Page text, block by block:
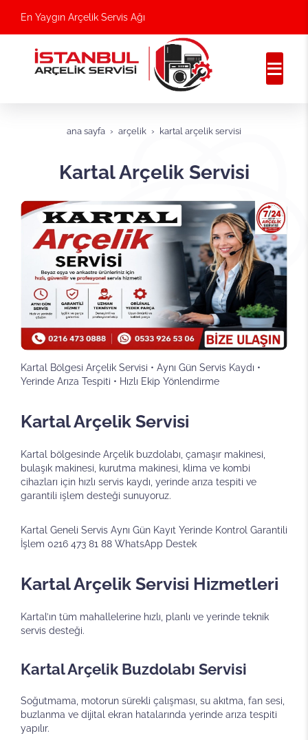
En Yaygın Arçelik Servis Ağı
ana sayfa arçelik kartal arçelik servisi
Kartal Arçelik Servisi
Kartal Bölgesi Arçelik Servisi • Aynı Gün Servis Kaydı •
Yerinde Arıza Tespiti • Hızlı Ekip Yönlendirme
Kartal Arçelik Servisi
Kartal bölgesinde Arçelik buzdolabı, çamaşır makinesi,
bulaşık makinesi, kurutma makinesi, klima ve kombi
cihazları için hızlı servis kaydı, yerinde arıza tespiti ve
garantili işlem desteği sunuyoruz.
Kartal Geneli Servis Aynı Gün Kayıt Yerinde Kontrol Garantili
İşlem 0216 473 81 88 WhatsApp Destek
Kartal Arçelik Servisi Hizmetleri
Kartal’ın tüm mahallelerine hızlı, planlı ve yerinde teknik
servis desteği.
Kartal Arçelik Buzdolabı Servisi
Soğutmama, motorun sürekli çalışması, su akıtma, fan sesi,
buzlanma ve dijital ekran hatalarında yerinde arıza tespiti
yapılır.